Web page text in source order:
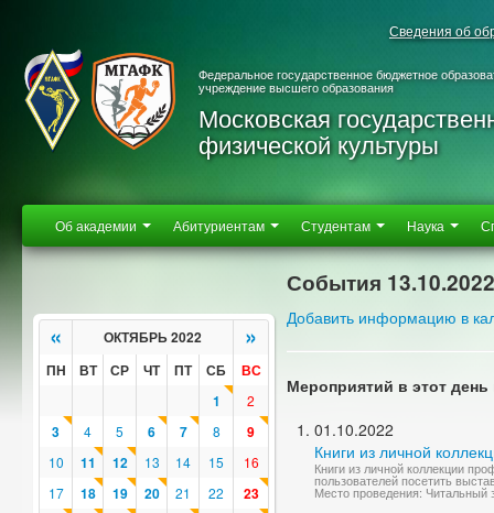
Сведения об
Федеральное государственное бюджетное
учреждение высшего образования
Московская
физической культуры
Об академии Абитуриентам Студентам Наука
« ОКТЯБРЬ 2022 »
ПН ВТ СР ЧТ ПТ СБ
ВС
1
2
3 4 5 6 7 8 9
10 11 12 13 14 15
16
17
18 19 20 21 22
23
События 13.10.2022
Добавить информацию в
Мероприятий в этот день
01.10.2022
Книги из личной
Книги из личной коллекции
пользователей посетить
Место проведения: